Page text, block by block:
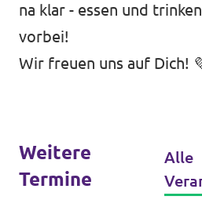
Impressum
na klar - essen und
vorbei!
Wir freuen uns auf Dich!
Weitere
Termine
Alle